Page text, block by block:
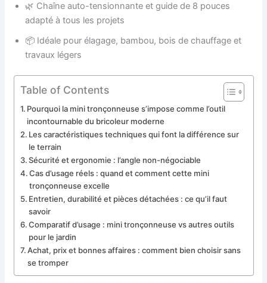
🌿 Chaîne auto-tensionnante et guide de 8 pouces
adapté à tous les projets
📦 Idéale pour élagage, bambou, bois de chauffage et
travaux légers
Table of Contents
Pourquoi la mini tronçonneuse s’impose comme l’outil
incontournable du bricoleur moderne
Les caractéristiques techniques qui font la différence sur
le terrain
Sécurité et ergonomie : l’angle non-négociable
Cas d’usage réels : quand et comment cette mini
tronçonneuse excelle
Entretien, durabilité et pièces détachées : ce qu’il faut
savoir
Comparatif d’usage : mini tronçonneuse vs autres outils
pour le jardin
Achat, prix et bonnes affaires : comment bien choisir sans
se tromper